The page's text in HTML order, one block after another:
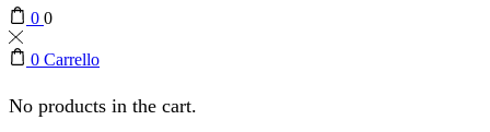
0 0
0 Carrello
No products in the cart.